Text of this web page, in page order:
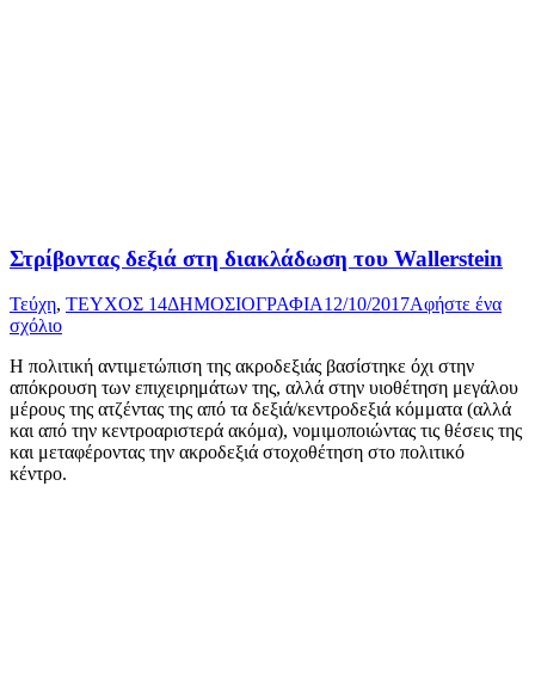
Στρίβοντας δεξιά στη διακλάδωση του Wallerstein
Τεύχη, ΤΕΥΧΟΣ 14ΔΗΜΟΣΙΟΓΡΑΦΙΑ12/10/2017Αφήστε ένα
σχόλιο
Η πολιτική αντιμετώπιση της ακροδεξιάς βασίστηκε όχι στην
απόκρουση των επιχειρημάτων της, αλλά στην υιοθέτηση μεγάλου
μέρους της ατζέντας της από τα δεξιά/κεντροδεξιά κόμματα (αλλά
και από την κεντροαριστερά ακόμα), νομιμοποιώντας τις θέσεις της
και μεταφέροντας την ακροδεξιά στοχοθέτηση στο πολιτικό
κέντρο.